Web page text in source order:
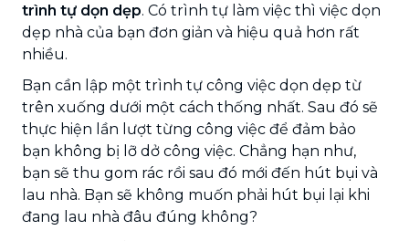
trình tự dọn dẹp. Có trình tự làm việc thì việc dọn
dẹp nhà của bạn đơn giản và hiệu quả hơn rất
nhiều.
Bạn cần lập một trình tự công việc dọn dẹp từ
trên xuống dưới một cách thống nhất. Sau đó sẽ
thực hiện lần lượt từng công việc để đảm bảo
bạn không bị lỡ dở công việc. Chẳng hạn như,
bạn sẽ thu gom rác rồi sau đó mới đến hút bụi và
lau nhà. Bạn sẽ không muốn phải hút bụi lại khi
đang lau nhà đâu đúng không?